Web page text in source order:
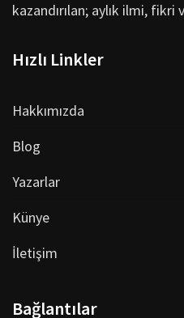
kazandırılan; aylık ilmi,
Hızlı Linkler
Hakkımızda
Blog
Yazarlar
Künye
İletişim
Bağlantılar